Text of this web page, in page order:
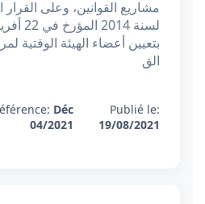
بتعيين أعضاء الهيئة الوقتية
الق
Publié le:
19/08/2021
Déc
04/2021